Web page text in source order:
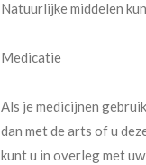
Natuurlijke middelen
Medicatie
Als je medicijnen
dan met de arts of u
kunt u in overleg met